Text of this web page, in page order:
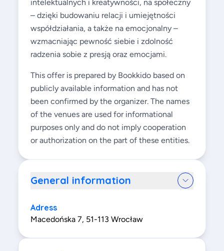
intelektualnych i kreatywności, na społeczny
– dzięki budowaniu relacji i umiejętności
współdziałania, a także na emocjonalny –
wzmacniając pewność siebie i zdolność
radzenia sobie z presją oraz emocjami.
This offer is prepared by Bookkido based on
publicly available information and has not
been confirmed by the organizer. The names
of the venues are used for informational
purposes only and do not imply cooperation
or authorization on the part of these entities.
General information
Adress
Macedońska 7, 51-113 Wrocław